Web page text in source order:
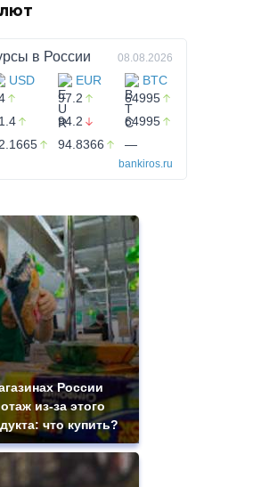
в России 08.08.2026
USD EUR BTC
97.2 64995
94.2 64995
94.8366 —
bankiros.ru
России
из-за этого
что купить?